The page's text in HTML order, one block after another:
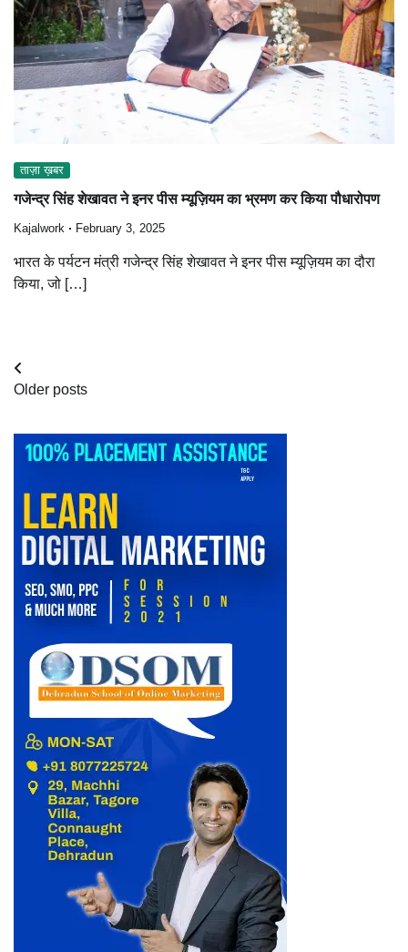
ताज़ा ख़बर
गजेन्द्र सिंह शेखावत ने इनर पीस म्यूज़ियम का भ्रमण कर किया पौधारोपण
Kajalwork February 3, 2025
भारत के पर्यटन मंत्री गजेन्द्र सिंह शेखावत ने इनर पीस म्यूज़ियम का दौरा
किया, जो […]
Posts
navigation
Older posts